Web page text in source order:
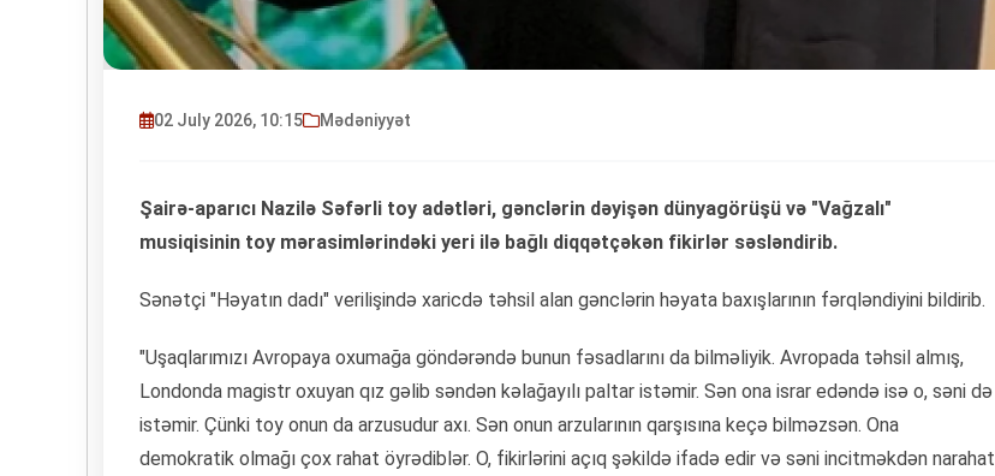
02 July 2026, 10:15 Mədəniyyət
Şairə-aparıcı Nazilə Səfərli toy adətləri, gənclərin dəyişən dünyagörüşü və "Vağzalı"
musiqisinin toy mərasimlərindəki yeri ilə bağlı diqqətçəkən fikirlər səsləndirib.
Sənətçi "Həyatın dadı" verilişində xaricdə təhsil alan gənclərin həyata baxışlarının fərqləndiyini bildirib.
"Uşaqlarımızı Avropaya oxumağa göndərəndə bunun fəsadlarını da bilməliyik. Avropada təhsil almış,
Londonda magistr oxuyan qız gəlib səndən kəlağayılı paltar istəmir. Sən ona israr edəndə isə o, səni də
istəmir. Çünki toy onun da arzusudur axı. Sən onun arzularının qarşısına keçə bilməzsən. Ona
demokratik olmağı çox rahat öyrədiblər. O, fikirlərini açıq şəkildə ifadə edir və səni incitməkdən narahat